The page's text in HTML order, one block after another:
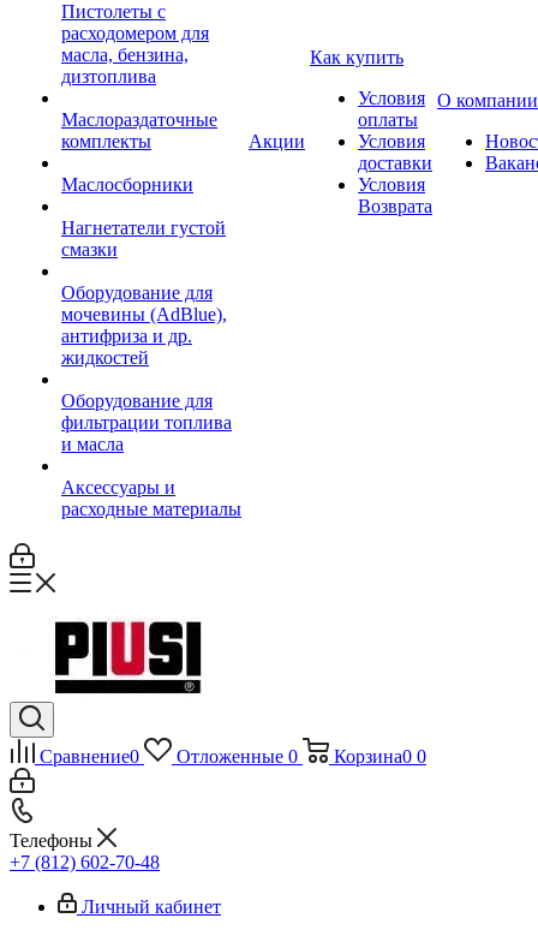
Пистолеты с
расходомером для
масла, бензина,
дизтоплива
Маслораздаточные
комплекты
Маслосборники
Нагнетатели густой
смазки
Оборудование для
мочевины (AdBlue),
антифриза и др.
жидкостей
Оборудование для
фильтрации топлива
и масла
Аксессуары и
расходные материалы
Акции
Как купить
Условия
оплаты
Условия
доставки
Условия
Возврата
О компании
Сравнение0 Отложенные 0 Корзина0 0
Телефоны
+7 (812) 602-70-48
Личный кабинет